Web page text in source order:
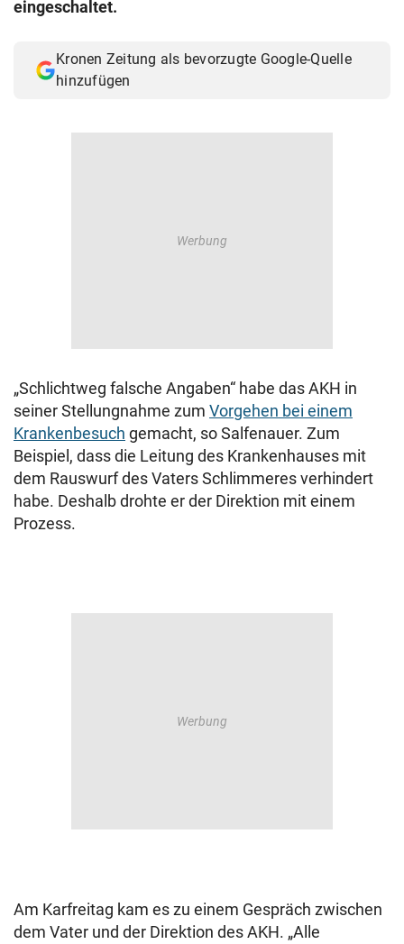
eingeschaltet.
Kronen Zeitung als bevorzugte Google-Quelle
hinzufügen
„Schlichtweg falsche Angaben“ habe das AKH in
seiner Stellungnahme zum Vorgehen bei einem
Krankenbesuch gemacht, so Salfenauer. Zum
Beispiel, dass die Leitung des Krankenhauses mit
dem Rauswurf des Vaters Schlimmeres verhindert
habe. Deshalb drohte er der Direktion mit einem
Prozess.
Am Karfreitag kam es zu einem Gespräch zwischen
dem Vater und der Direktion des AKH. „Alle